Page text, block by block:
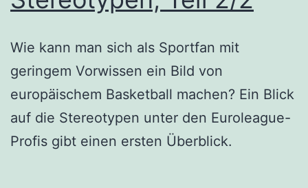
Wie kann man sich als Sportfan mit
geringem Vorwissen ein Bild von
europäischem Basketball machen? Ein Blick
auf die Stereotypen unter den Euroleague-
Profis gibt einen ersten Überblick.